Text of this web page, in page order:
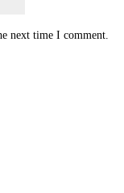
next time I comment.